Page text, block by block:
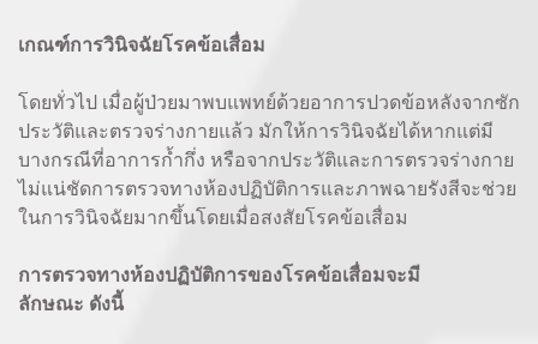
เกณฑ์การวินิจฉัยโรคข้อเสื่อม
โดยทั่วไป เมื่อผู้ป่วยมาพบแพทย์ด้วยอาการปวดข้อหลังจากซัก
ประวัติและตรวจร่างกายแล้ว มักให้การวินิจฉัยได้หากแต่มี
บางกรณีที่อาการก้ำกึ่ง หรือจากประวัติและการตรวจร่างกาย
ไม่แน่ชัดการตรวจทางห้องปฏิบัติการและภาพฉายรังสีจะช่วย
ในการวินิจฉัยมากขึ้นโดยเมื่อสงสัยโรคข้อเสื่อม
การตรวจทางห้องปฏิบัติการของโรคข้อเสื่อมจะมี
ลักษณะ ดังนี้